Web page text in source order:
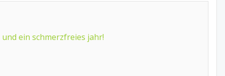
ein schmerzfreies jahr!